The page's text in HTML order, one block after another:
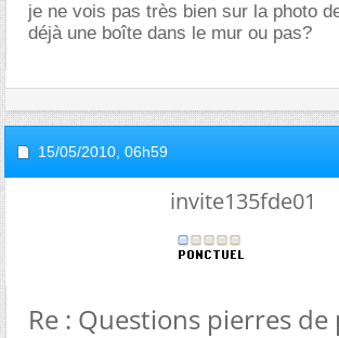
je ne vois pas très bien sur la photo
déjà une boîte dans le mur ou pas?
15/05/2010, 06h59
invite135fde01
Re : Questions pierres